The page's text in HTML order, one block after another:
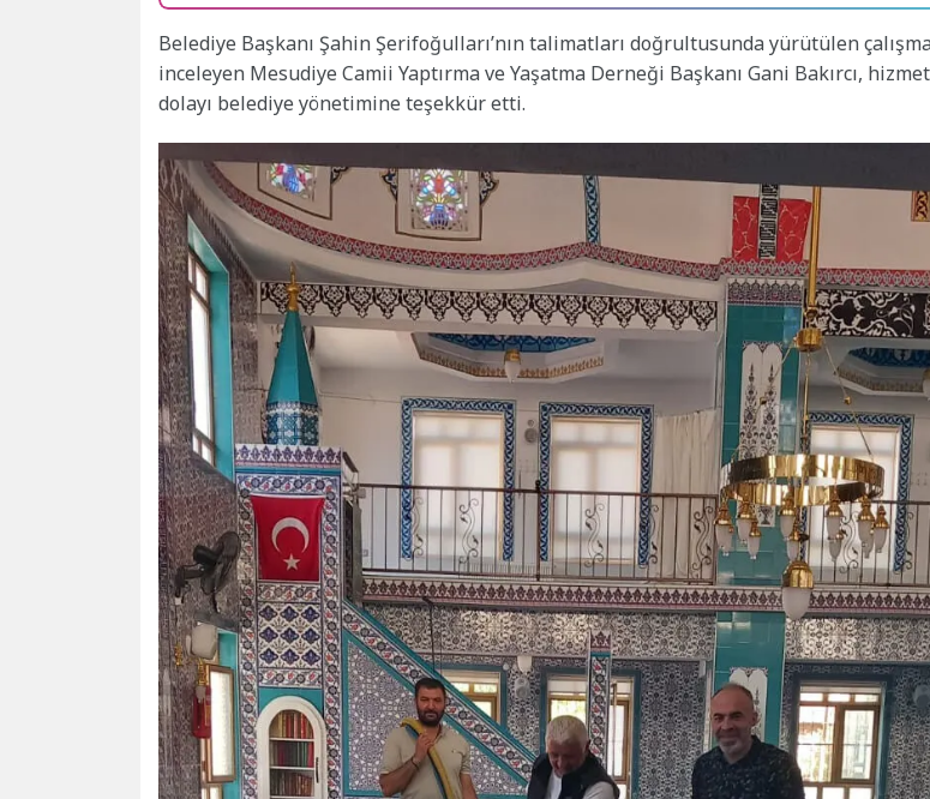
Belediye Başkanı Şahin Şerifoğulları’nın talimatları doğrultusunda yürütülen
inceleyen Mesudiye Camii Yaptırma ve Yaşatma Derneği Başkanı Gani Bakırcı,
dolayı belediye yönetimine teşekkür etti.